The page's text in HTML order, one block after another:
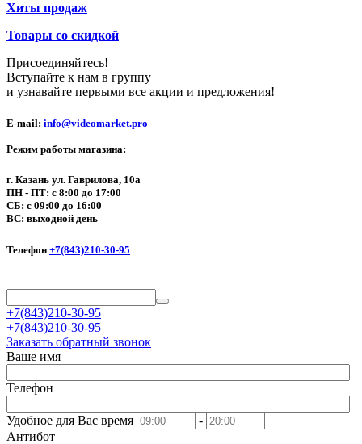
Хиты продаж
Товары со скидкой
Присоединяйтесь!
Вступайте к нам в группу
и узнавайте первыми все акции и предложения!
E-mail: info@videomarket.pro
Режим работы магазина:
г. Казань ул. Гаврилова, 10а
ПН - ПТ: с 8:00 до 17:00
СБ: с 09:00 до 16:00
ВС: выходной день
Телефон +7(843)210-30-95
+7(843)210-30-95
+7(843)210-30-95
Заказать обратный звонок
Ваше имя
Телефон
Удобное для Вас время
-
Антибот